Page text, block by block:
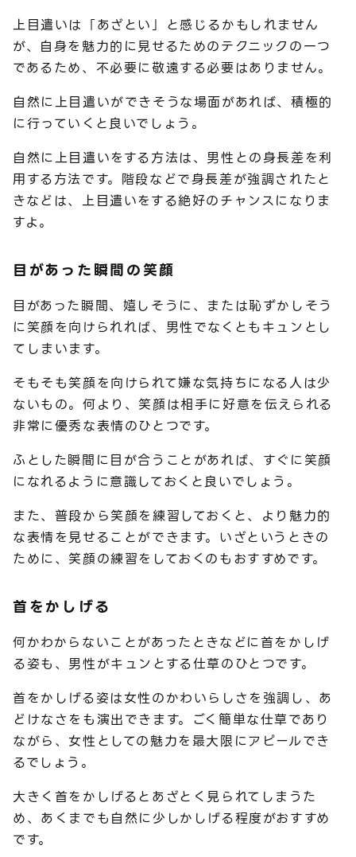
上目遣いは「あざとい」と感じるかもしれません
が、自身を魅力的に見せるためのテクニックの一つ
であるため、不必要に敬遠する必要はありません。
自然に上目遣いができそうな場面があれば、積極的
に行っていくと良いでしょう。
自然に上目遣いをする方法は、男性との身長差を利
用する方法です。階段などで身長差が強調されたと
きなどは、上目遣いをする絶好のチャンスになりま
すよ。
目があった瞬間の笑顔
目があった瞬間、嬉しそうに、または恥ずかしそう
に笑顔を向けられれば、男性でなくともキュンとし
てしまいます。
そもそも笑顔を向けられて嫌な気持ちになる人は少
ないもの。何より、笑顔は相手に好意を伝えられる
非常に優秀な表情のひとつです。
ふとした瞬間に目が合うことがあれば、すぐに笑顔
になれるように意識しておくと良いでしょう。
また、普段から笑顔を練習しておくと、より魅力的
な表情を見せることができます。いざというときの
ために、笑顔の練習をしておくのもおすすめです。
首をかしげる
何かわからないことがあったときなどに首をかしげ
る姿も、男性がキュンとする仕草のひとつです。
首をかしげる姿は女性のかわいらしさを強調し、あ
どけなさをも演出できます。ごく簡単な仕草であり
ながら、女性としての魅力を最大限にアピールでき
るでしょう。
大きく首をかしげるとあざとく見られてしまうた
め、あくまでも自然に少しかしげる程度がおすすめ
です。